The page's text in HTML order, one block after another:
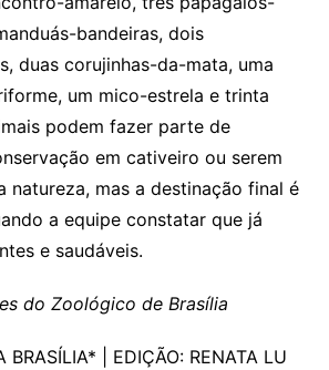
bandeiras, dois
duas corujinhas-da-mata, uma
um mico-estrela e trinta
podem fazer parte de
em cativeiro ou serem
natureza, mas a destinação final é
a equipe constatar que já
e saudáveis.
do Zoológico de Brasília
BRASÍLIA* | EDIÇÃO: RENATA LU